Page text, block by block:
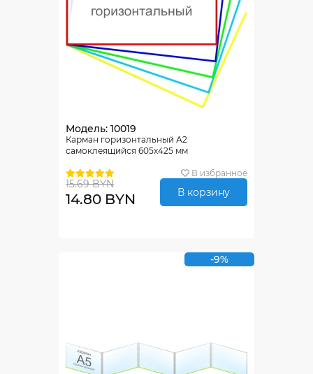
Модель: 10019
Карман горизонтальный А2
самоклеящийся 605х425 мм
В избранное
15.69 BYN
14.80 BYN В корзину
-9%